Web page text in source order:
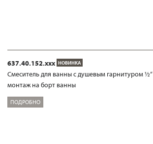
637.40.152.xxx НОВИНКА
Смеситель для ванны с душевым гарнитуром ½“
монтаж на борт ванны
ПОДРОБНО